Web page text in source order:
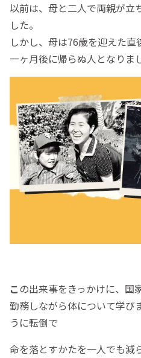
以前は、母と二人で両親が立
した。
しかし、母は76歳を迎えた
一ヶ月後に帰らぬ人となりま
こ の出来事をきっかけに、国
勤務しながら体について学び
うに転倒で
命を落とすかたを一人でも減